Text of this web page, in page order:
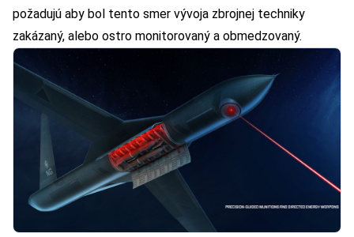
požadujú aby bol tento smer vývoja zbrojnej techniky
zakázaný, alebo ostro monitorovaný a obmedzovaný.